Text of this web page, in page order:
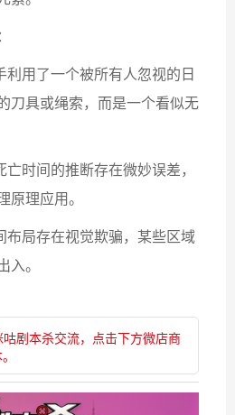
用了一个被所有人忽视的日
具或绳索，而是一个看似无
时间的推断存在微妙误差，
原理应用。
局存在视觉欺骗，某些区域
入。
剧本杀交流，点击下方微店商